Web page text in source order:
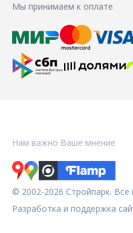
Мы принимаем к оплате
Нам важно Ваше мнение
© 2002-2026 Стройпарк.
Разработка и поддержка